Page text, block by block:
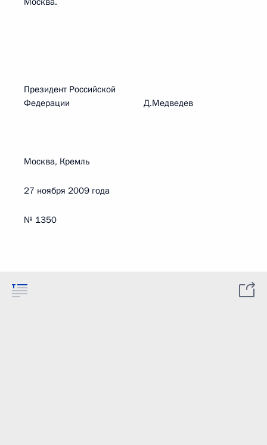
Президент Российской
Федерации Д.Медведев
Москва, Кремль
27 ноября 2009 года
№ 1350